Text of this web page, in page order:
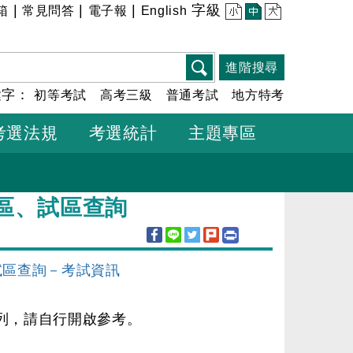
常見問答 電子報 English 字級 小 中 大
進階搜尋
字：初等考試 高考三級 普通考試 地方特考
選法規 考選統計 主題專區
、試區查詢
查詢－考試資訊
請自行開啟參考。